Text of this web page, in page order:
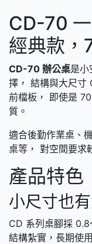
CD-70
經典款，
CD-70 辦公桌是小
擇， 結構與大尺寸
前檔板， 即使是
質。
適合後勤作業桌、
桌等， 對空間要求
產品特色
小尺寸也
CD 系列桌腳採
結構紮實，長期使